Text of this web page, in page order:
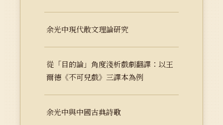
余光中現代散文理論研究
從「目的論」角度淺析戲劇翻譯：以王
爾德《不可兒戲》三譯本為例
余光中與中國古典詩歌